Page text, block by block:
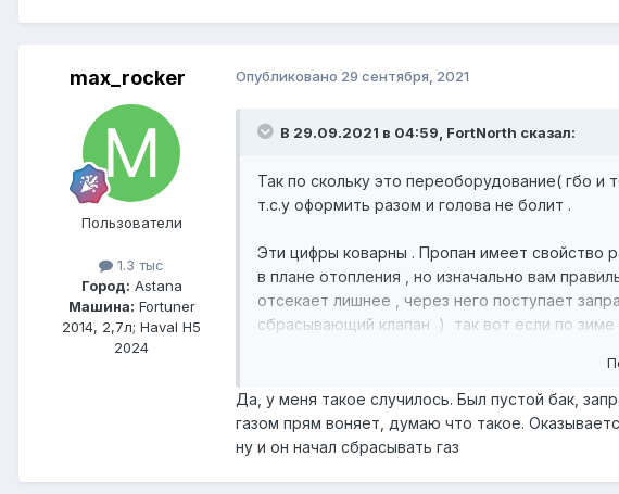
max_rocker
Пользователи
1.3 тыс
Город: Astana
Машина: Fortuner
2014, 2,7л; Haval H5
2024
Опубликовано 29 сентября, 2021
В 29.09.2021 в 04:59, FоrtNorth сказал:
Так по скольку это переоборудование( гбо и
т.с.у оформить разом и голова не болит .
Эти цифры коварны . Пропан имеет свойство
в плане отопления , но изначально вам
отсекает лишнее , через него поступает
сбрасывающий клапан ) так вот если по
Да, у меня такое случилось. Был пустой бак,
газом прям воняет, думаю что такое.
ну и он начал сбрасывать газ